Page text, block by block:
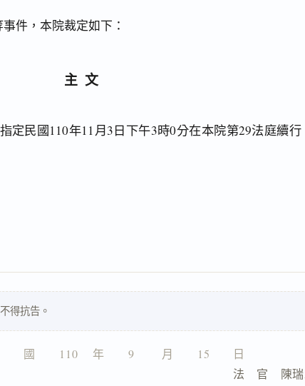
件，本院裁定如下：
主文
定民國110年11月3日下午3時0分在本院第29法庭續行
得抗告。
　國　　110 　年　　9 　　月　　15　　日
法　官　陳